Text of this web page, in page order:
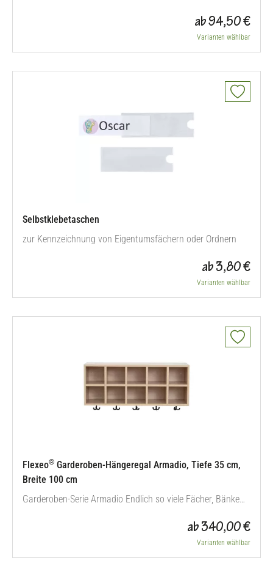
ab 94,50 €
Varianten wählbar
Selbstklebetaschen
zur Kennzeichnung von Eigentumsfächern oder Ordnern
ab 3,80 €
Varianten wählbar
Flexeo® Garderoben-Hängeregal Armadio, Tiefe 35 cm,
Breite 100 cm
Garderoben-Serie Armadio Endlich so viele Fächer, Bänke
Garderobe stellen Sie mit der Serie Armadio entsprechend
Ihrer Räumlichkeiten und Gruppengröße flexibel zusammen.
Ob Bank, auch mit Ecklösung, Regal, Schuhregal, Leisten in
ab 340,00 €
Varianten wählbar